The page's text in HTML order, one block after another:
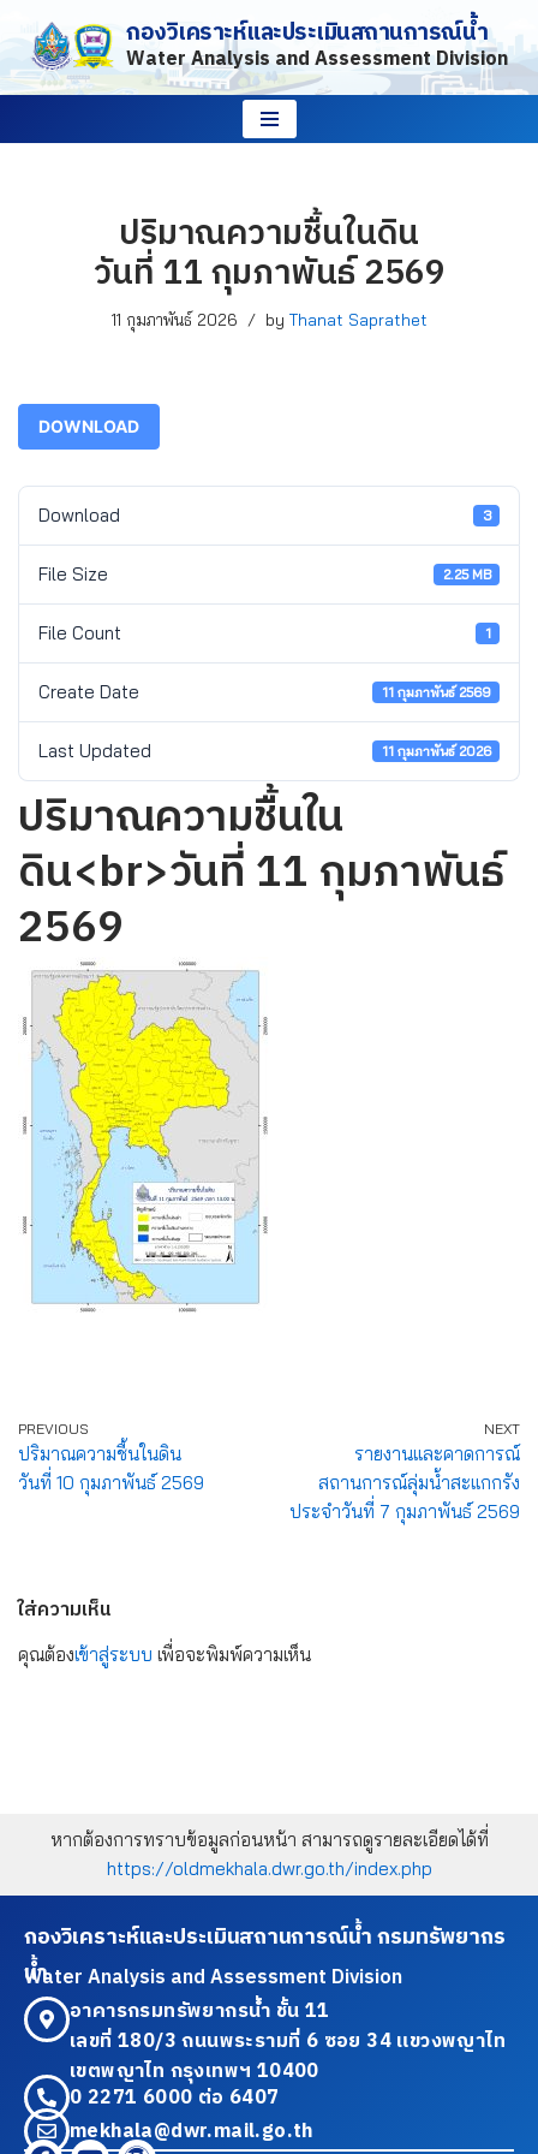
Skip
to
กองวิเคราะห์และประเมินสถานการณ์น้ำ
Water Analysis and Assessment Division
ปริมาณความชื้นในดิน
วันที่ 11 กุมภาพันธ์ 2569
11 กุมภาพันธ์ 2026 by Thanat Saprathet
DOWNLOAD
Download 3
File Size 2.25 MB
File Count 1
Create Date 11 กุมภาพันธ์ 2569
Last Updated 11 กุมภาพันธ์ 2026
ปริมาณความชื้นใน
ดิน<br>วันที่ 11 กุมภาพันธ์
2569
PREVIOUS
ปริมาณความชื้นในดิน
วันที่ 10 กุมภาพันธ์ 2569
NEXT
รายงานและคาดการณ์
สถานการณ์ลุ่มน้ำสะแกกรัง
ประจำวันที่ 7 กุมภาพันธ์ 2569
ใส่ความเห็น
คุณต้องเข้าสู่ระบบ เพื่อจะพิมพ์ความเห็น
หากต้องการทราบข้อมูลก่อนหน้า สามารถดูรายละเอียดได้ที่
https://oldmekhala.dwr.go.th/index.php
กองวิเคราะห์และประเมินสถานการณ์น้ำ กรมทรัพยากร
น้ำ
Water Analysis and Assessment Division
อาคารกรมทรัพยากรน้ำ ชั้น 11
เลขที่ 180/3 ถนนพระรามที่ 6 ซอย 34 แขวงพญาไท
เขตพญาไท กรุงเทพฯ 10400
0 2271 6000 ต่อ 6407
mekhala@dwr.mail.go.th